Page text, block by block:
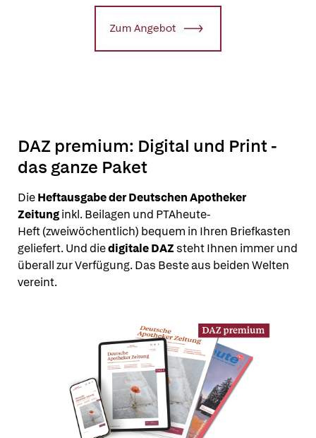
DAZ premium: Digital und Print -
das ganze Paket
DieHeftausgabe der Deutschen Apotheker
Zeitunginkl. Beilagen und PTAheute-
Heft (zweiwöchentlich) bequem in Ihren Briefkasten
geliefert. Und diedigitale DAZsteht Ihnen immer und
überall zur Verfügung. Das Beste aus beiden Welten
vereint.